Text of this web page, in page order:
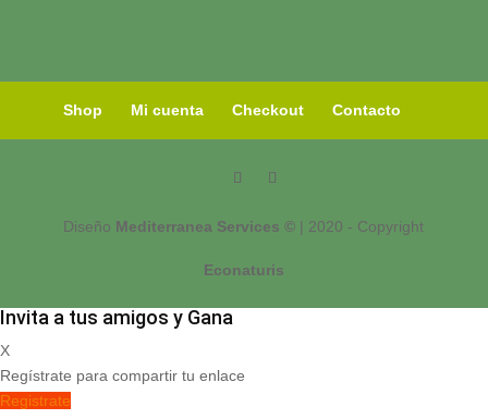
Shop Mi cuenta Checkout Contacto
Diseño Mediterranea Services © | 2020 - Copyright
Econaturis
Invita a tus amigos y Gana
X
Regístrate para compartir tu enlace
Registrate